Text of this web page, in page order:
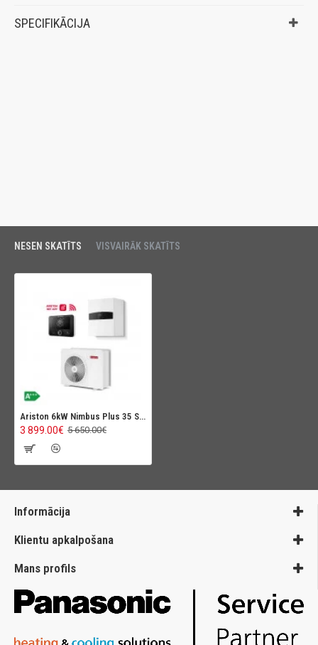
SPECIFIKĀCIJA
NESEN SKATĪTS VISVAIRĀK SKATĪTS
Ariston 6kW Nimbus Plus 35 S Net R32
3 899.00€ 5 650.00€
Informācija
Klientu apkalpošana
Mans profils